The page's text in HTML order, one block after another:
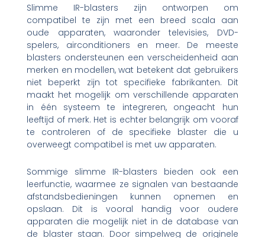
Slimme IR-blasters zijn ontworpen om
compatibel te zijn met een breed scala aan
oude apparaten, waaronder televisies, DVD-
spelers, airconditioners en meer. De meeste
blasters ondersteunen een verscheidenheid aan
merken en modellen, wat betekent dat gebruikers
niet beperkt zijn tot specifieke fabrikanten. Dit
maakt het mogelijk om verschillende apparaten
in één systeem te integreren, ongeacht hun
leeftijd of merk. Het is echter belangrijk om vooraf
te controleren of de specifieke blaster die u
overweegt compatibel is met uw apparaten.
Sommige slimme IR-blasters bieden ook een
leerfunctie, waarmee ze signalen van bestaande
afstandsbedieningen kunnen opnemen en
opslaan. Dit is vooral handig voor oudere
apparaten die mogelijk niet in de database van
de blaster staan. Door simpelweg de originele